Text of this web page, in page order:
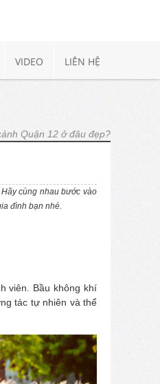
VIDEO LIÊN HỆ
Quận 12 ở đâu đẹp?
cùng nhau bước vào
đình bạn nhé.
viên. Bầu không khí
tác tự nhiên và thể